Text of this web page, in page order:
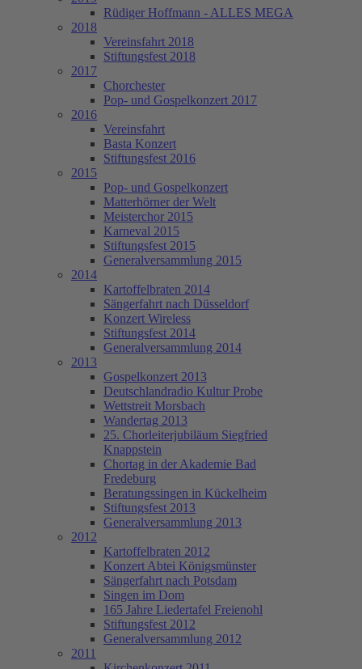
Rüdiger Hoffmann - ALLES MEGA
2018
Vereinsfahrt 2018
Stiftungsfest 2018
2017
Chorchester
Pop- und Gospelkonzert 2017
2016
Vereinsfahrt
Basta Konzert
Stiftungsfest 2016
2015
Pop- und Gospelkonzert
Matterhörner der Welt
Meisterchor 2015
Karneval 2015
Stiftungsfest 2015
Generalversammlung 2015
2014
Kartoffelbraten 2014
Sängerfahrt nach Düsseldorf
Konzert Wireless
Stiftungsfest 2014
Generalversammlung 2014
2013
Gospelkonzert 2013
Deutschlandradio Kultur Probe
Wettstreit Morsbach
Wandertag 2013
25. Chorleiterjubiläum Siegfried
Knappstein
Chortag in der Akademie Bad
Fredeburg
Beratungssingen in Kückelheim
Stiftungsfest 2013
Generalversammlung 2013
2012
Kartoffelbraten 2012
Konzert Abtei Königsmünster
Sängerfahrt nach Potsdam
Singen im Dom
165 Jahre Liedertafel Freienohl
Stiftungsfest 2012
Generalversammlung 2012
2011